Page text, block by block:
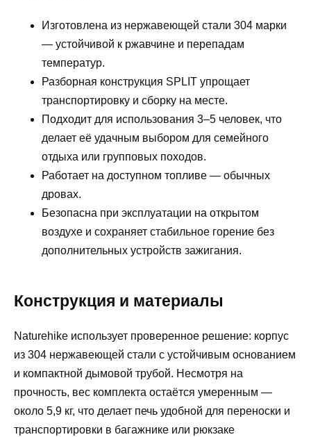
Изготовлена из нержавеющей стали 304 марки
— устойчивой к ржавчине и перепадам
температур.
Разборная конструкция SPLIT упрощает
транспортировку и сборку на месте.
Подходит для использования 3–5 человек, что
делает её удачным выбором для семейного
отдыха или групповых походов.
Работает на доступном топливе — обычных
дровах.
Безопасна при эксплуатации на открытом
воздухе и сохраняет стабильное горение без
дополнительных устройств зажигания.
Конструкция и материалы
Naturehike использует проверенное решение: корпус
из 304 нержавеющей стали с устойчивым основанием
и компактной дымовой трубой. Несмотря на
прочность, вес комплекта остаётся умеренным —
около 5,9 кг, что делает печь удобной для переноски и
транспортировки в багажнике или рюкзаке